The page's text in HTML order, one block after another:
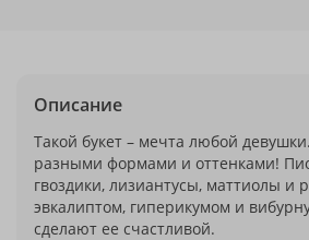
Описание
Такой букет – мечта любой
разными формами и оттенками!
гвоздики, лизиантусы, маттиолы и
эвкалиптом, гиперикумом и
сделают ее счастливой.